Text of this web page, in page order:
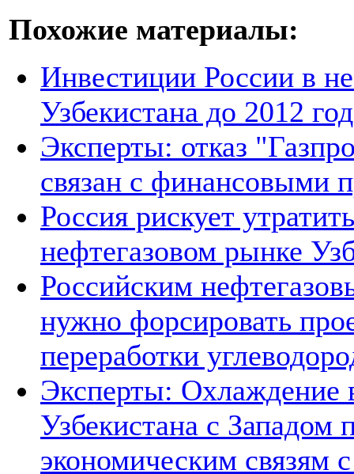
Похожие материалы:
Инвестиции России в
Узбекистана до 2012
Эксперты: отказ
связан с финансовыми
Россия рискует
нефтегазовом рынке
Российским
нужно форсировать
переработки
Эксперты: Охлаждение
Узбекистана с
экономическим связям